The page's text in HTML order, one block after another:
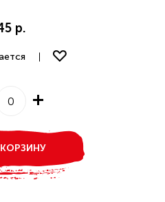
р.